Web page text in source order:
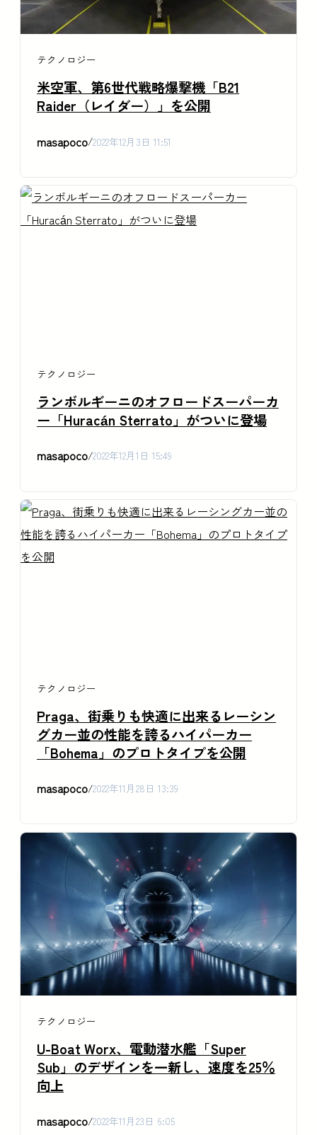
テクノロジー
米空軍、第6世代戦略爆撃機「B21
Raider（レイダー）」を公開
masapoco/2022年12月3日 11:51
テクノロジー
ランボルギーニのオフロードスーパーカ
ー「Huracán Sterrato」がついに登場
masapoco/2022年12月1日 15:49
テクノロジー
Praga、街乗りも快適に出来るレーシン
グカー並の性能を誇るハイパーカー
「Bohema」のプロトタイプを公開
masapoco/2022年11月28日 13:39
テクノロジー
U-Boat Worx、電動潜水艦「Super
Sub」のデザインを一新し、速度を25％
向上
masapoco/2022年11月23日 6:05